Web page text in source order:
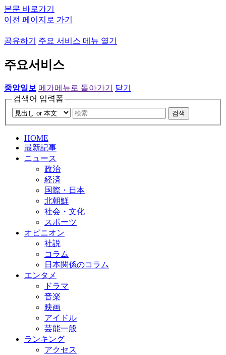
본문 바로가기
이전 페이지로 가기
공유하기 주요 서비스 메뉴 열기
주요서비스
중앙일보 메가메뉴로 돌아가기
닫기
검색어 입력폼
검색
HOME
最新記事
ニュース
政治
経済
国際・日本
北朝鮮
社会・文化
スポーツ
オピニオン
社説
コラム
日本関係のコラム
エンタメ
ドラマ
音楽
映画
アイドル
芸能一般
ランキング
アクセス